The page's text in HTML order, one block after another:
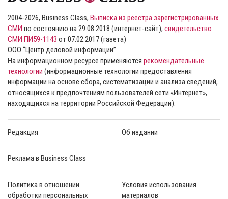
2004-2026, Business Class, Выписка из реестра зарегистрированных
СМИ по состоянию на 29.08.2018 (интернет-сайт), свидетельство
СМИ ПИ59-1143 от 07.02.2017 (газета)
ООО “Центр деловой информации”
На информационном ресурсе применяются рекомендательные
технологии (информационные технологии предоставления
информации на основе сбора, систематизации и анализа сведений,
относящихся к предпочтениям пользователей сети «Интернет»,
находящихся на территории Российской Федерации).
Редакция Об издании
Реклама в Business Class
Политика в отношении
обработки персональных
Условия использования
материалов